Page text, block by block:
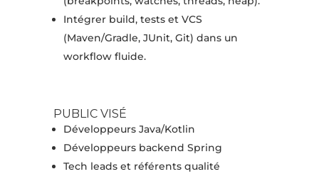
Intégrer build, tests et VCS
(Maven/Gradle, JUnit, Git) dans un
workflow fluide.
PUBLIC VISÉ
Développeurs Java/Kotlin
Développeurs backend Spring
Tech leads et référents qualité